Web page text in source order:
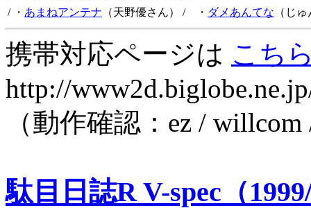
/ ・ あまねアンテナ （天野優さん） / ・ ダメあんてな （じ
携帯対応ページは こち
http://
（動作確認：ez /
駄目日誌R V-spec（